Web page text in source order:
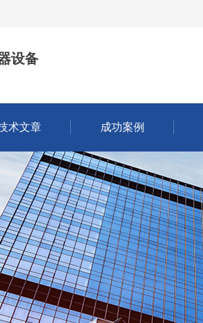
设备
术文章 成功案例